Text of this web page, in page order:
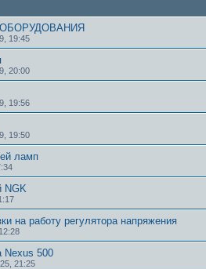
19:45
20:00
19:56
19:50
ламп
NGK
на работу регулятора напряжения
Nexus 500
21:25